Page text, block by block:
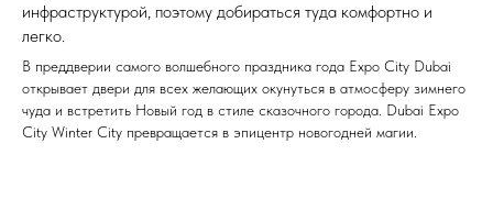
инфраструктурой, поэтому добираться туда комфортно и
легко.
В преддверии самого волшебного праздника года Expo City Dubai
открывает двери для всех желающих окунуться в атмосферу зимнего
чуда и встретить Новый год в стиле сказочного города. Dubai Expo
City Winter City превращается в эпицентр новогодней магии.